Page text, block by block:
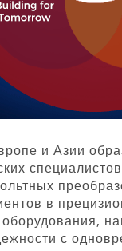
и Азии
в
с